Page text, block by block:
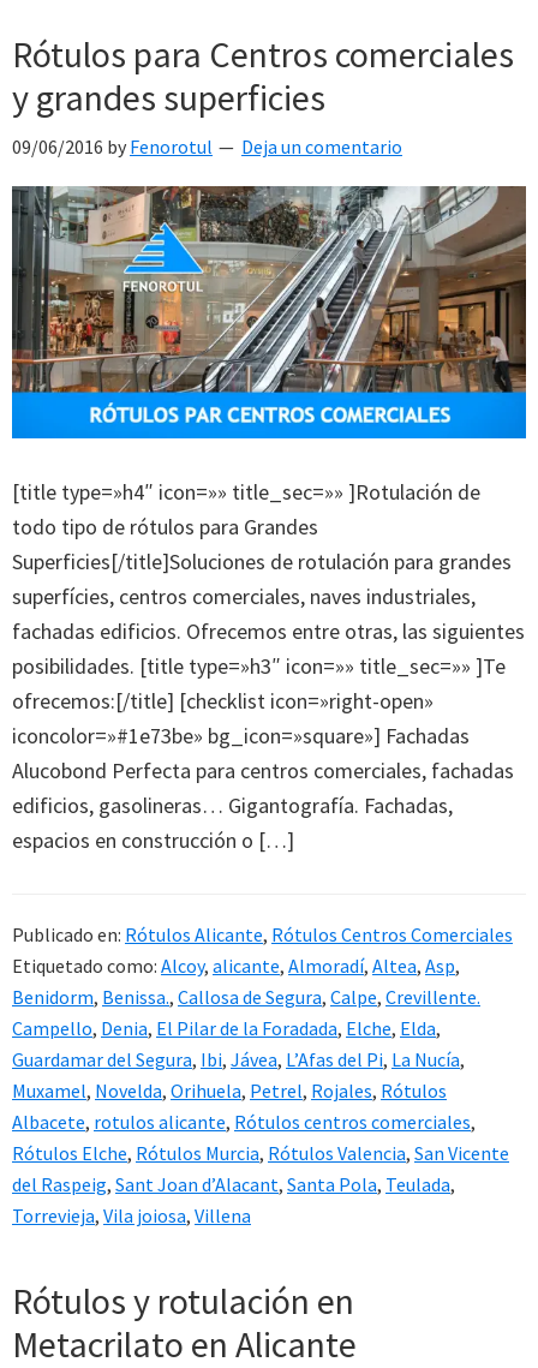
Rótulos para Centros comerciales
y grandes superficies
09/06/2016 by Fenorotul Deja un comentario
[title type=»h4″ icon=»» title_sec=»» ]Rotulación de
todo tipo de rótulos para Grandes
Superficies[/title]Soluciones de rotulación para grandes
superfícies, centros comerciales, naves industriales,
fachadas edificios. Ofrecemos entre otras, las siguientes
posibilidades. [title type=»h3″ icon=»» title_sec=»» ]Te
ofrecemos:[/title] [checklist icon=»right-open»
iconcolor=»#1e73be» bg_icon=»square»] Fachadas
Alucobond Perfecta para centros comerciales, fachadas
edificios, gasolineras… Gigantografía. Fachadas,
espacios en construcción o […]
Publicado en: Rótulos Alicante, Rótulos Centros Comerciales
Etiquetado como: Alcoy, alicante, Almoradí, Altea, Asp,
Benidorm, Benissa., Callosa de Segura, Calpe, Crevillente.
Campello, Denia, El Pilar de la Foradada, Elche, Elda,
Guardamar del Segura, Ibi, Jávea, L’Afas del Pi, La Nucía,
Muxamel, Novelda, Orihuela, Petrel, Rojales, Rótulos
Albacete, rotulos alicante, Rótulos centros comerciales,
Rótulos Elche, Rótulos Murcia, Rótulos Valencia, San Vicente
del Raspeig, Sant Joan d’Alacant, Santa Pola, Teulada,
Torrevieja, Vila joiosa, Villena
Rótulos y rotulación en
Metacrilato en Alicante